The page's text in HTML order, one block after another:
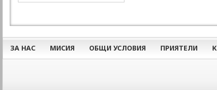
ЗА НАС МИСИЯ ОБЩИ УСЛОВИЯ ПРИЯТЕЛИ